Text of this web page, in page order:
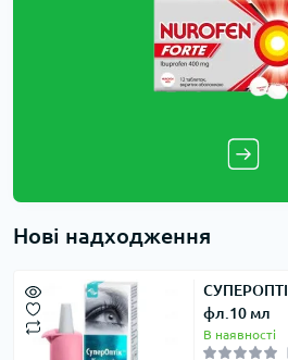
Нові надходження
фл.10 мл
В наявності